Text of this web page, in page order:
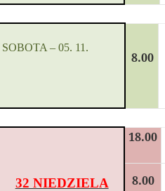
SOBOTA – 05. 11.
8.00
32 NIEDZIELA
18.00
8.00